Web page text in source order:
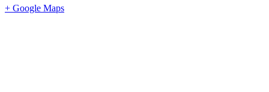
+ Google Maps